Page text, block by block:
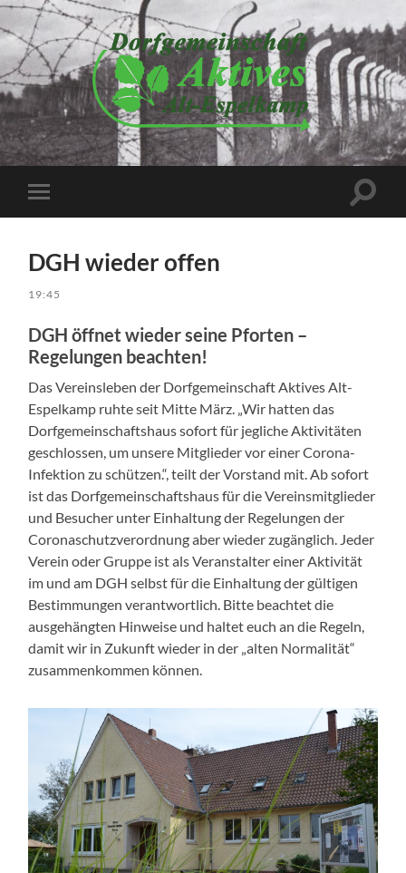
Dorfgemeinschaft
Aktives
Alt-
Mobile-
Menü
DGH wieder offen
19:45
DGH öffnet wieder seine Pforten –
Regelungen beachten!
Das Vereinsleben der Dorfgemeinschaft Aktives Alt-
Espelkamp ruhte seit Mitte März. „Wir hatten das
Dorfgemeinschaftshaus sofort für jegliche Aktivitäten
geschlossen, um unsere Mitglieder vor einer Corona-
Infektion zu schützen.“, teilt der Vorstand mit. Ab sofort
ist das Dorfgemeinschaftshaus für die Vereinsmitglieder
und Besucher unter Einhaltung der Regelungen der
Coronaschutzverordnung aber wieder zugänglich. Jeder
Verein oder Gruppe ist als Veranstalter einer Aktivität
im und am DGH selbst für die Einhaltung der gültigen
Bestimmungen verantwortlich. Bitte beachtet die
ausgehängten Hinweise und haltet euch an die Regeln,
damit wir in Zukunft wieder in der „alten Normalität“
zusammenkommen können.